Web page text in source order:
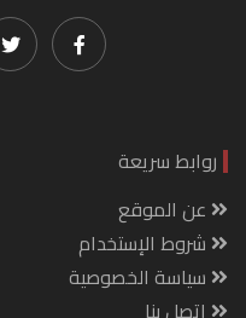
روابط سريعة
عن الموقع
شروط الإستخدام
سياسة الخصوصية
إتصل بنا